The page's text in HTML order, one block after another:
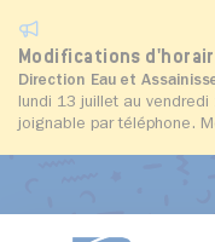
Modifications
Direction Eau et
lundi 13 juillet au
joignable par téléphone.